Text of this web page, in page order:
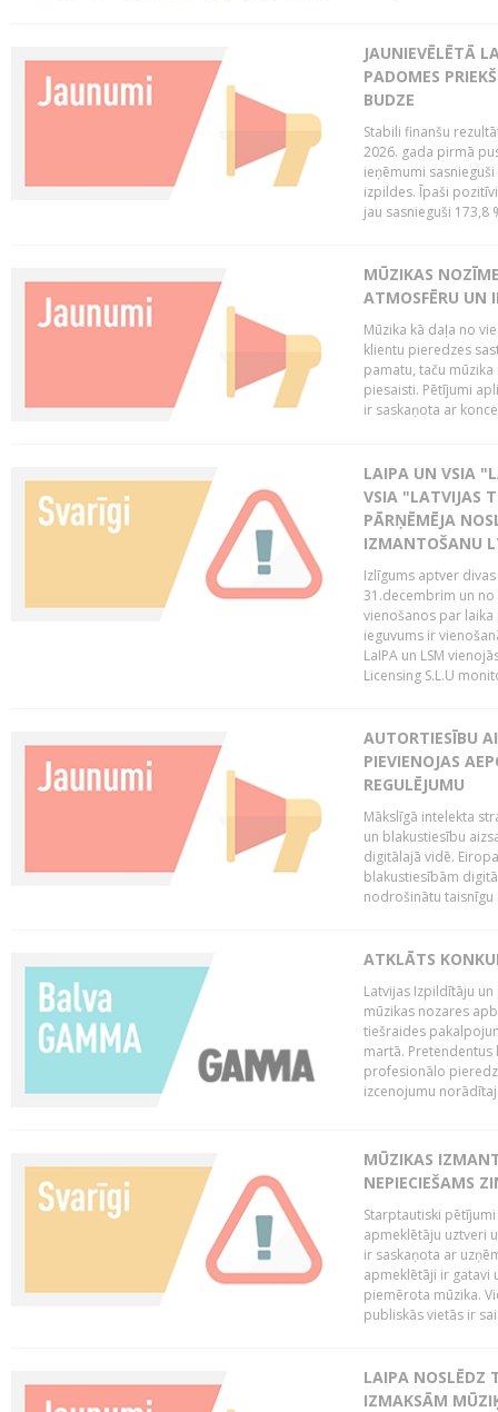
JAUNIEVĒLĒTĀ
PADOMES
BUDZE
Stabili finanšu
2026. gada pirmā
ieņēmumi
izpildes. Īpaši
jau sasnieguši 173,8
MŪZIKAS
ATMOSFĒRU UN
Mūzika kā daļa no
klientu pieredzes
pamatu, taču
piesaisti. Pētījumi
ir saskaņota ar
LAIPA UN VSIA
VSIA "LATVIJAS
PĀRŅĒMĒJA
IZMANTOŠANU
Izlīgums aptver
31.decembrim un no
vienošanos par
ieguvums ir
LaIPA un LSM
Licensing S.L.U
AUTORTIESĪBU
PIEVIENOJAS
REGULĒJUMU
Mākslīgā intelekta
un blakustiesību
digitālajā vidē.
blakustiesībām
nodrošinātu taisnīgu
ATKLĀTS
Latvijas Izpildītāju
mūzikas nozares
tiešraides
martā. Pretendentus
profesionālo
izcenojumu
MŪZIKAS
NEPIECIEŠAMS
Starptautiski
apmeklētāju uztveri
ir saskaņota ar
apmeklētāji ir gatavi
piemērota mūzika.
publiskās vietās ir
LAIPA NOSLĒDZ
IZMAKSĀM